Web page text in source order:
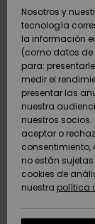
SURF
SNOW
DOBLE
PROMO
AYUDA &
CONTACTO
SOSTENIBILIDAD
Nosotros y
tecnología
la información
(como datos de
para:
medir el
presentar las
nuestra
nuestros
aceptar o
consentimiento,
no están
cookies de
nuestra política